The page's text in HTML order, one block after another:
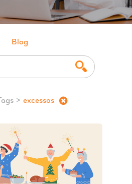
Blog
> excessos